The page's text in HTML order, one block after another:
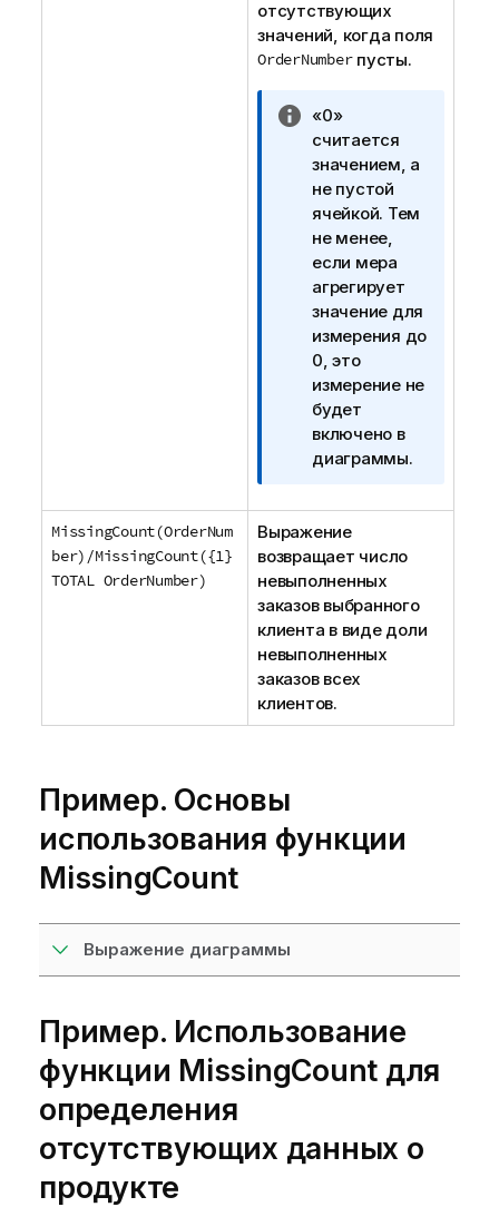
отсутствующих
значений, когда поля
OrderNumberпусты.
П
р
и
м
е
ч
а
н
и
е
к
и
н
ф
о
м
а
ц
и
и
«0»
считается
значением, а
не пустой
ячейкой. Тем
не менее,
если мера
агрегирует
значение для
измерения до
0, это
измерение не
будет
включено в
диаграммы.
MissingCount(OrderNum
ber)/MissingCount({1}
TOTAL OrderNumber)
Выражение
возвращает число
невыполненных
заказов выбранного
клиента в виде доли
невыполненных
заказов всех
клиентов.
Пример. Основы
использования функции
MissingCount
Выражение диаграммы
Пример. Использование
функции MissingCount для
определения
отсутствующих данных о
продукте